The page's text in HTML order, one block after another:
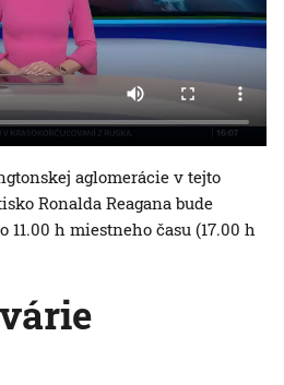
aglomerácie v tejto
Ronalda Reagana bude
11.00 h miestneho času (17.00 h